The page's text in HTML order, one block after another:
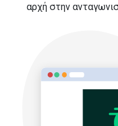
αρχή στην